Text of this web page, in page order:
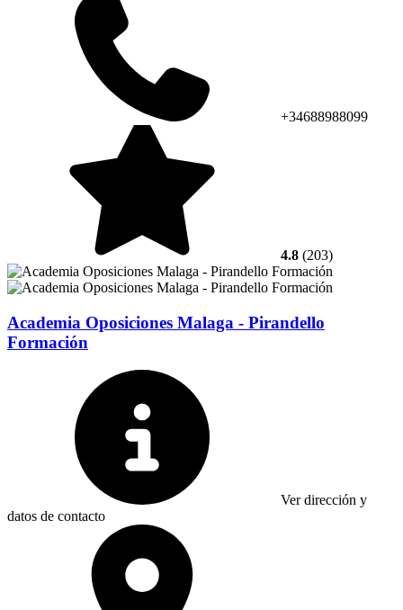
+34688988099
4.8 (203)
Academia Oposiciones Malaga - Pirandello
Formación
Ver dirección y
datos de contacto